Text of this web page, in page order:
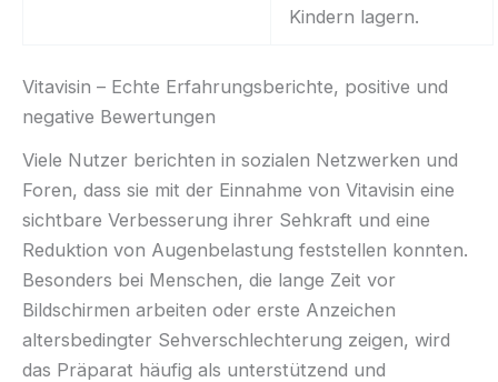
Kindern lagern.
Vitavisin – Echte Erfahrungsberichte, positive und
negative Bewertungen
Viele Nutzer berichten in sozialen Netzwerken und
Foren, dass sie mit der Einnahme von Vitavisin eine
sichtbare Verbesserung ihrer Sehkraft und eine
Reduktion von Augenbelastung feststellen konnten.
Besonders bei Menschen, die lange Zeit vor
Bildschirmen arbeiten oder erste Anzeichen
altersbedingter Sehverschlechterung zeigen, wird
das Präparat häufig als unterstützend und